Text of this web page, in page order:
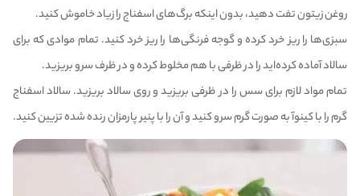
روغن زیتون تفت دهید، بدون اینکه برگ‌های اسفناج را زیاد خاموش کنید.
سبزی‌ها را ریز خرد کرده و گوجه فرنگی‌ها را ریز خرد کنید. تمام موادی که برای
سالاد آماده کرده‌اید را در ظرفی با هم مخلوط کرده و در ظرف سرو بریزید.
تمام مواد لازم برای سس را در ظرفی بریزید و روی سالاد بریزید. سالاد اسفناج
گرم را با کینوآ به صورت گرم سرو کنید و آن را با پنیر پارمزان رنده شده تزیین کنید.